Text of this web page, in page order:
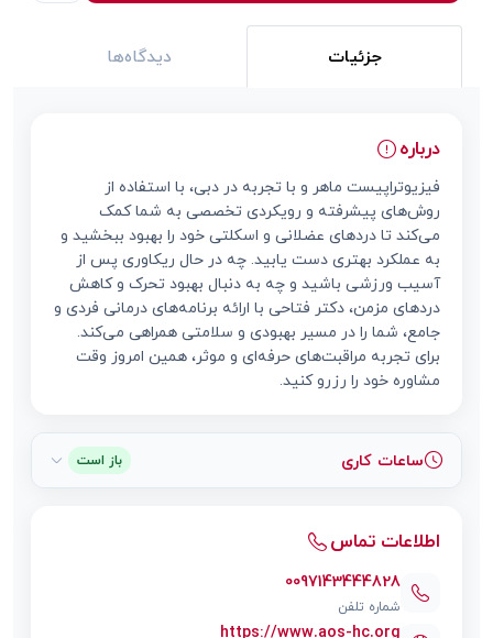
جزئیات دیدگاه‌ها
درباره
فیزیوتراپیست ماهر و با تجربه در دبی، با استفاده از
روش‌های پیشرفته و رویکردی تخصصی به شما کمک
می‌کند تا دردهای عضلانی و اسکلتی خود را بهبود ببخشید و
به عملکرد بهتری دست یابید. چه در حال ریکاوری پس از
آسیب ورزشی باشید و چه به دنبال بهبود تحرک و کاهش
دردهای مزمن، دکتر فتاحی با ارائه برنامه‌های درمانی فردی و
جامع، شما را در مسیر بهبودی و سلامتی همراهی می‌کند.
برای تجربه مراقبت‌های حرفه‌ای و موثر، همین امروز وقت
مشاوره خود را رزرو کنید.
ساعات کاری باز است
اطلاعات تماس
0097143444828
شماره تلفن
https://www.aos-hc.org